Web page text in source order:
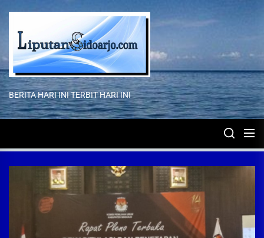
content
BERITA HARI INI TERBIT HARI INI